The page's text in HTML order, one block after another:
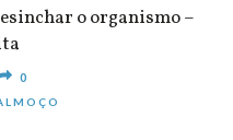
o organismo –
0